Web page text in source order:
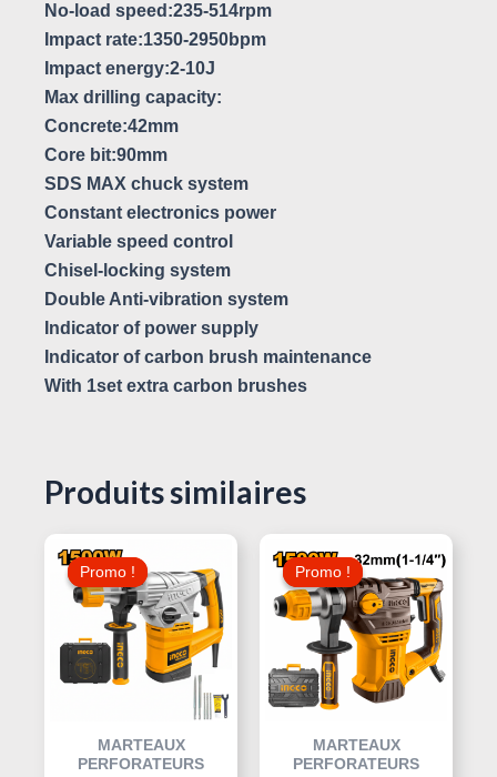
No-load speed:235-514rpm
Impact rate:1350-2950bpm
Impact energy:2-10J
Max drilling capacity:
Concrete:42mm
Core bit:90mm
SDS MAX chuck system
Constant electronics power
Variable speed control
Chisel-locking system
Double Anti-vibration system
Indicator of power supply
Indicator of carbon brush maintenance
With 1set extra carbon brushes
Produits similaires
Promo !
Promo !
MARTEAUX
PERFORATEURS
Prix
Initial
Était :
Le
280,000 د.ت.
Promo !
Promo !
MARTEAUX
PERFORATEURS
Prix
Initial
Était :
Le
Prix